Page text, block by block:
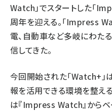
Watch」でスタートした「
周年を迎える。「Impress
電、自動車など多岐にわた
信してきた。
今回開始された「Watch+」
報を活用できる環境を整え
は『Impress Watch』からベ